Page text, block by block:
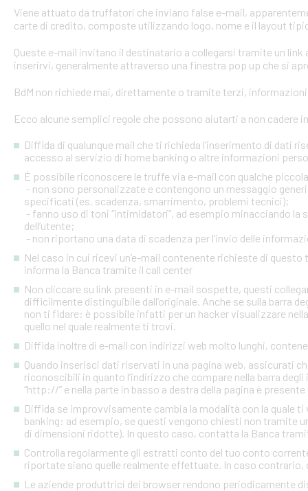
Viene attuato da truffatori che inviano false e-mail,
carte di credito, composte utilizzando logo, nome e il layout
Queste e-mail invitano il destinatario a collegarsi tramite un
inserirvi, generalmente attraverso una finestra pop up che si
BdM non richiede mai, direttamente o tramite terzi,
Ecco alcune semplici regole che possono aiutarti a non cadere
Diffida di qualunque mail che ti richieda l’inserimento di dati
accesso al servizio di home banking o altre informazioni
È possibile riconoscere le truffe via e-mail con qualche
- non sono personalizzate e contengono un messaggio
specificati (es. scadenza, smarrimento, problemi tecnici);
- fanno uso di toni “intimidatori”, ad esempio minacciando
dell’utente;
- non riportano una data di scadenza per l’invio delle
Nel caso in cui ricevi un’e-mail contenente richieste di
informa la Banca tramite il call center
Non cliccare su link presenti in e-mail sospette, questi
difficilmente distinguibile dall’originale. Anche se sulla barra
non ti fidare: è possibile infatti per un hacker visualizzare
quello nel quale realmente ti trovi.
Diffida inoltre di e-mail con indirizzi web molto lunghi,
Quando inserisci dati riservati in una pagina web, assicurati
riconoscibili in quanto l’indirizzo che compare nella barra
“http://” e nella parte in basso a destra della pagina è
Diffida se improvvisamente cambia la modalità con la quale
banking: ad esempio, se questi vengono chiesti non tramite
di dimensioni ridotte). In questo caso, contatta la Banca
Controlla regolarmente gli estratti conto del tuo conto
riportate siano quelle realmente effettuate. In caso
Le aziende produttrici dei browser rendono periodicamente